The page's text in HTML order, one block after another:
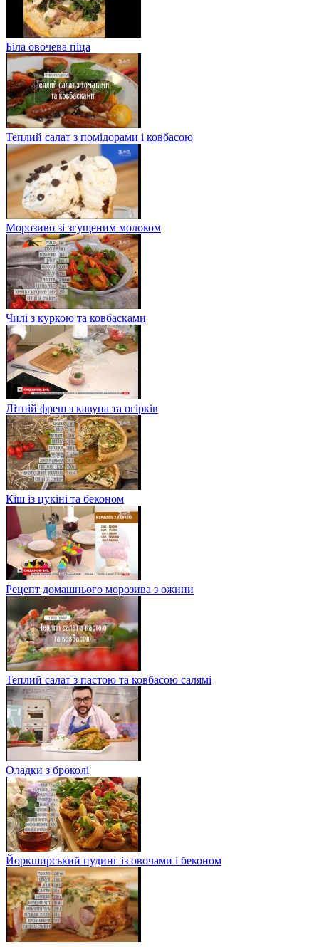
Біла овочева піца
Теплий салат з помідорами і ковбасою
Морозиво зі згущеним молоком
Чилі з куркою та ковбасками
Літній фреш з кавуна та огірків
Кіш із цукіні та беконом
Рецепт домашнього морозива з ожини
Теплий салат з пастою та ковбасою салямі
Оладки з броколі
Йоркширський пудинг із овочами і беконом